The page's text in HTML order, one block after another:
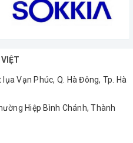
Vạn Phúc, Q. Hà Đông, Tp. Hà
Hiệp Bình Chánh, Thành